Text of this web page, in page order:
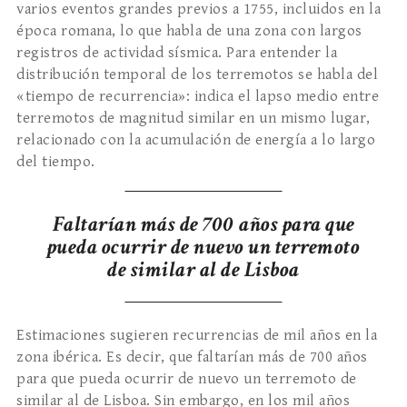
varios eventos grandes previos a 1755, incluidos en la
época romana, lo que habla de una zona con largos
registros de actividad sísmica. Para entender la
distribución temporal de los terremotos se habla del
«tiempo de recurrencia»: indica el lapso medio entre
terremotos de magnitud similar en un mismo lugar,
relacionado con la acumulación de energía a lo largo
del tiempo.
Faltarían más de 700 años para que
pueda ocurrir de nuevo un terremoto
de similar al de Lisboa
Estimaciones sugieren recurrencias de mil años en la
zona ibérica. Es decir, que faltarían más de 700 años
para que pueda ocurrir de nuevo un terremoto de
similar al de Lisboa. Sin embargo, en los mil años